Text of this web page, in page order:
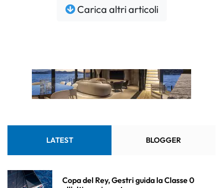
Carica altri articoli
LATEST BLOGGER
Copa del Rey, Gestri guida la Classe 0